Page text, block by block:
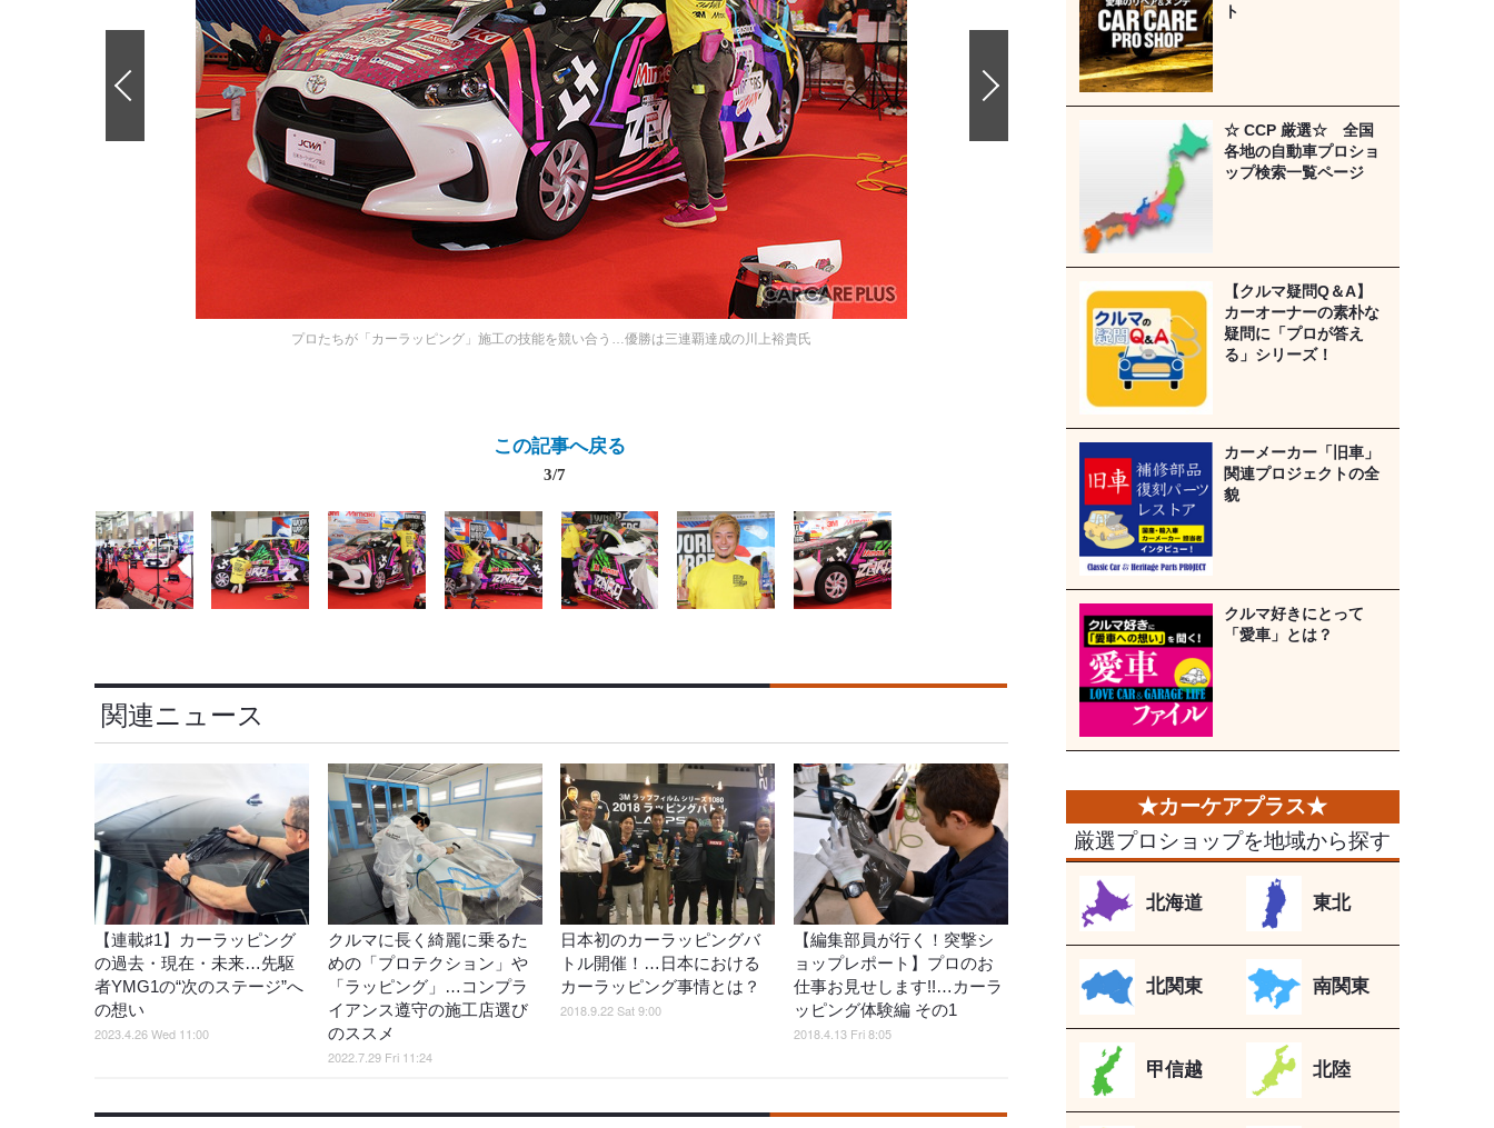
プロたちが「カーラッピング」施工の技能を競い合う…優勝は三連覇達成の川上裕貴氏
この記事へ戻る
3/7
関連ニュース
【連載♯1】カーラッピング
の過去・現在・未来…先駆
者YMG1の“次のステージ”へ
の想い
2023.4.26 Wed 11:00
クルマに長く綺麗に乗るた
めの「プロテクション」や
「ラッピング」…コンプラ
イアンス遵守の施工店選び
のススメ
2022.7.29 Fri 11:24
日本初のカーラッピングバ
トル開催！…日本における
カーラッピング事情とは？
2018.9.22 Sat 9:00
【編集部員が行く！突撃シ
ョップレポート】プロのお
仕事お見せします!!…カーラ
ッピング体験編 その1
2018.4.13 Fri 8:05
ト
☆ CCP 厳選☆ 全国
各地の自動車プロショ
ップ検索一覧ページ
【クルマ疑問Q＆A】
カーオーナーの素朴な
疑問に「プロが答え
る」シリーズ！
カーメーカー「旧車」
関連プロジェクトの全
貌
クルマ好きにとって
「愛車」とは？
厳選プロショップを地域から探す
北海道 東北
北関東 南関東
甲信越 北陸